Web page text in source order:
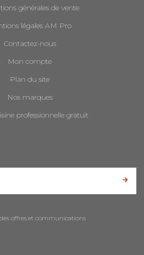
générales de vente
légales AM Pro
Contactez-nous
Mon compte
Plan du site
Nos marques
professionnelle gratuit
offres et communications